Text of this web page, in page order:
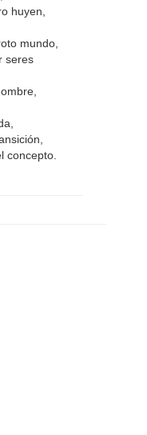
huyen,
mundo,
seres
concepto.